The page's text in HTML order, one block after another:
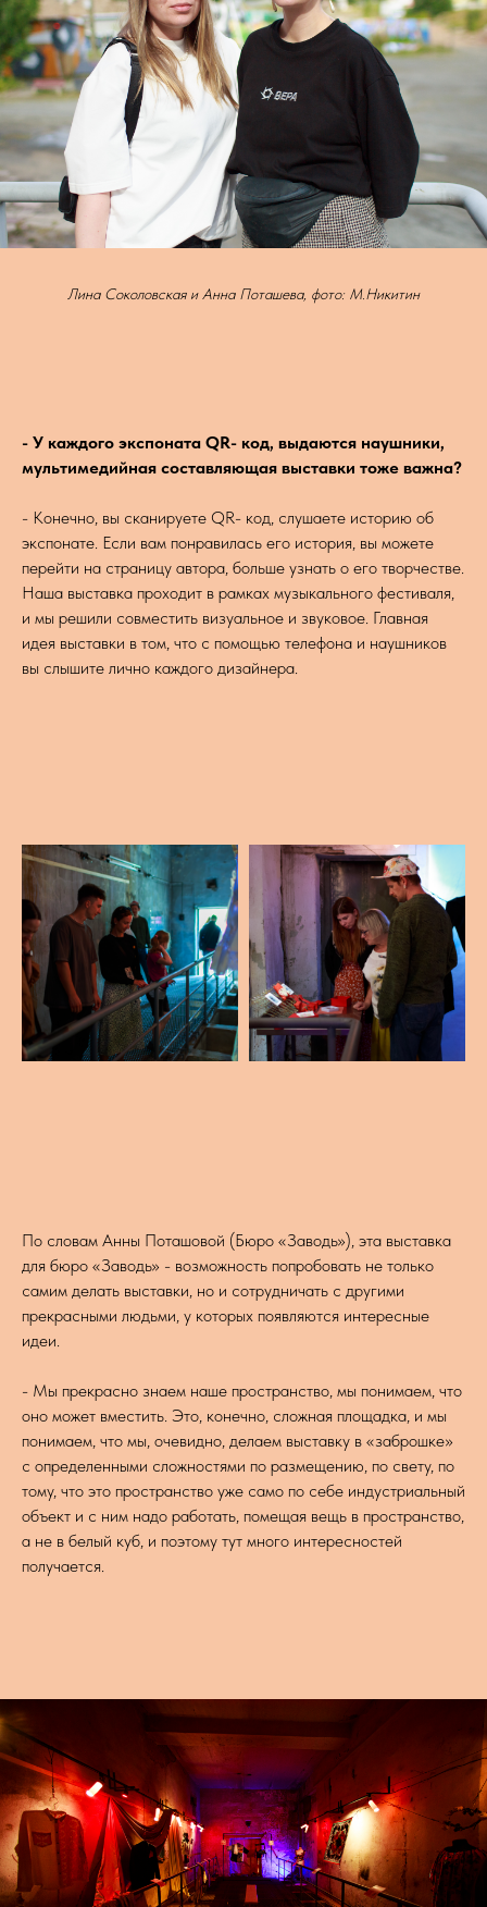
Лина Соколовская и Анна Поташева, фото: М.Никитин
- У каждого экспоната QR- код, выдаются наушники,
мультимедийная составляющая выставки тоже важна?
- Конечно, вы сканируете QR- код, слушаете историю об
экспонате. Если вам понравилась его история, вы можете
перейти на страницу автора, больше узнать о его творчестве.
Наша выставка проходит в рамках музыкального фестиваля,
и мы решили совместить визуальное и звуковое. Главная
идея выставки в том, что с помощью телефона и наушников
вы слышите лично каждого дизайнера.
По словам Анны Поташовой (Бюро «Заводь»), эта выставка
для бюро «Заводь» - возможность попробовать не только
самим делать выставки, но и сотрудничать с другими
прекрасными людьми, у которых появляются интересные
идеи.
- Мы прекрасно знаем наше пространство, мы понимаем, что
оно может вместить. Это, конечно, сложная площадка, и мы
понимаем, что мы, очевидно, делаем выставку в «заброшке»
с определенными сложностями по размещению, по свету, по
тому, что это пространство уже само по себе индустриальный
объект и с ним надо работать, помещая вещь в пространство,
а не в белый куб, и поэтому тут много интересностей
получается.